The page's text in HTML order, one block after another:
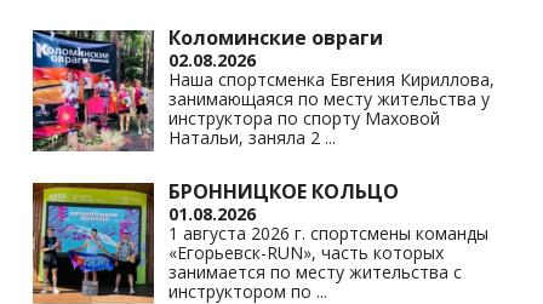
Коломинские овраги
02.08.2026
Наша спортсменка Евгения Кириллова,
занимающаяся по месту жительства у
инструктора по спорту Маховой
Натальи, заняла 2 ...
БРОННИЦКОЕ КОЛЬЦО
01.08.2026
1 августа 2026 г. спортсмены команды
«Егорьевск-RUN», часть которых
занимается по месту жительства с
инструктором по ...